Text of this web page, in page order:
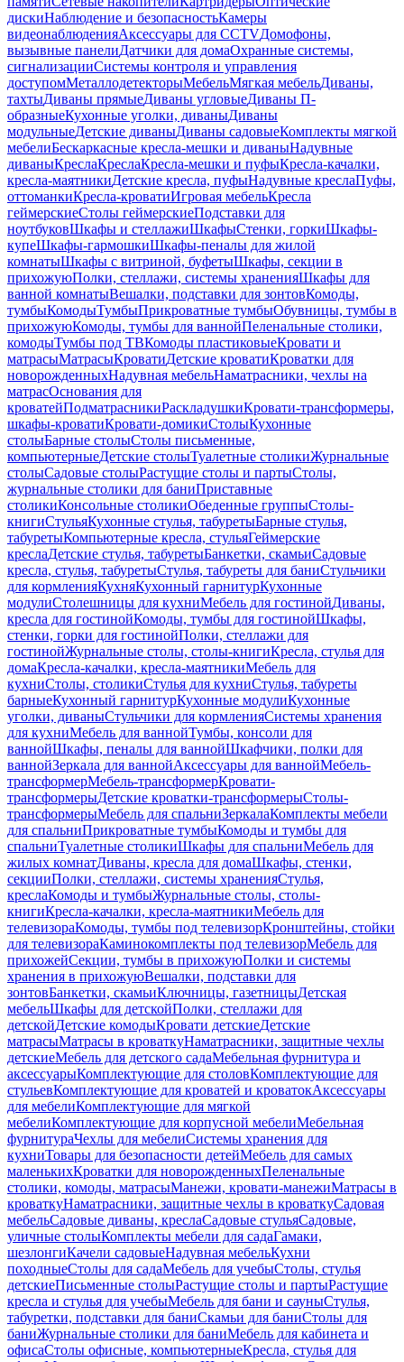
дискиНаблюдение и безопасностьКамеры
видеонаблюденияАксессуары для CCTVДомофоны,
вызывные панелиДатчики для домаОхранные системы,
сигнализацииСистемы контроля и управления
доступомМеталлодетекторыМебельМягкая мебельДиваны,
тахтыДиваны прямыеДиваны угловыеДиваны П-
образныеКухонные уголки, диваныДиваны
модульныеДетские диваныДиваны садовыеКомплекты мягкой
мебелиБескаркасные кресла-мешки и диваныНадувные
диваныКреслаКреслаКресла-мешки и пуфыКресла-качалки,
кресла-маятникиДетские кресла, пуфыНадувные креслаПуфы,
оттоманкиКресла-кроватиИгровая мебельКресла
геймерскиеСтолы геймерскиеПодставки для
ноутбуковШкафы и стеллажиШкафыСтенки, горкиШкафы-
купеШкафы-гармошкиШкафы-пеналы для жилой
комнатыШкафы с витриной, буфетыШкафы, секции в
прихожуюПолки, стеллажи, системы храненияШкафы для
ванной комнатыВешалки, подставки для зонтовКомоды,
тумбыКомодыТумбыПрикроватные тумбыОбувницы, тумбы в
прихожуюКомоды, тумбы для ваннойПеленальные столики,
комодыТумбы под ТВКомоды пластиковыеКровати и
матрасыМатрасыКроватиДетские кроватиКроватки для
новорожденныхНадувная мебельНаматрасники, чехлы на
матрасОснования для
кроватейПодматрасникиРаскладушкиКровати-трансформеры,
шкафы-кроватиКровати-домикиСтолыКухонные
столыБарные столыСтолы письменные,
компьютерныеДетские столыТуалетные столикиЖурнальные
столыСадовые столыРастущие столы и партыСтолы,
журнальные столики для баниПриставные
столикиКонсольные столикиОбеденные группыСтолы-
книгиСтульяКухонные стулья, табуретыБарные стулья,
табуретыКомпьютерные кресла, стульяГеймерские
креслаДетские стулья, табуретыБанкетки, скамьиСадовые
кресла, стулья, табуретыСтулья, табуреты для баниСтульчики
для кормленияКухняКухонный гарнитурКухонные
модулиСтолешницы для кухниМебель для гостинойДиваны,
кресла для гостинойКомоды, тумбы для гостинойШкафы,
стенки, горки для гостинойПолки, стеллажи для
гостинойЖурнальные столы, столы-книгиКресла, стулья для
домаКресла-качалки, кресла-маятникиМебель для
кухниСтолы, столикиСтулья для кухниСтулья, табуреты
барныеКухонный гарнитурКухонные модулиКухонные
уголки, диваныСтульчики для кормленияСистемы хранения
для кухниМебель для ваннойТумбы, консоли для
ваннойШкафы, пеналы для ваннойШкафчики, полки для
ваннойЗеркала для ваннойАксессуары для ваннойМебель-
трансформерМебель-трансформерКровати-
трансформерыДетские кроватки-трансформерыСтолы-
трансформерыМебель для спальниЗеркалаКомплекты мебели
для спальниПрикроватные тумбыКомоды и тумбы для
спальниТуалетные столикиШкафы для спальниМебель для
жилых комнатДиваны, кресла для домаШкафы, стенки,
секцииПолки, стеллажи, системы храненияСтулья,
креслаКомоды и тумбыЖурнальные столы, столы-
книгиКресла-качалки, кресла-маятникиМебель для
телевизораКомоды, тумбы под телевизорКронштейны, стойки
для телевизораКаминокомплекты под телевизорМебель для
прихожейСекции, тумбы в прихожуюПолки и системы
хранения в прихожуюВешалки, подставки для
зонтовБанкетки, скамьиКлючницы, газетницыДетская
мебельШкафы для детскойПолки, стеллажи для
детскойДетские комодыКровати детскиеДетские
матрасыМатрасы в кроваткуНаматрасники, защитные чехлы
детскиеМебель для детского садаМебельная фурнитура и
аксессуарыКомплектующие для столовКомплектующие для
стульевКомплектующие для кроватей и кроватокАксессуары
для мебелиКомплектующие для мягкой
мебелиКомплектующие для корпусной мебелиМебельная
фурнитураЧехлы для мебелиСистемы хранения для
кухниТовары для безопасности детейМебель для самых
маленькихКроватки для новорожденныхПеленальные
столики, комоды, матрасыМанежи, кровати-манежиМатрасы в
кроваткуНаматрасники, защитные чехлы в кроваткуСадовая
мебельСадовые диваны, креслаСадовые стульяСадовые,
уличные столыКомплекты мебели для садаГамаки,
шезлонгиКачели садовыеНадувная мебельКухни
походныеСтолы для садаМебель для учебыСтолы, стулья
детскиеПисьменные столыРастущие столы и партыРастущие
кресла и стулья для учебыМебель для бани и сауныСтулья,
табуретки, подставки для баниСкамьи для баниСтолы для
баниЖурнальные столики для баниМебель для кабинета и
офисаСтолы офисные, компьютерныеКресла, стулья для